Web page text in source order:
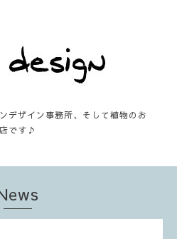
デザイン事務所、そして植物のお
店です♪